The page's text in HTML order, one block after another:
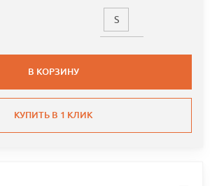
S
В КОРЗИНУ
КУПИТЬ В 1 КЛИК